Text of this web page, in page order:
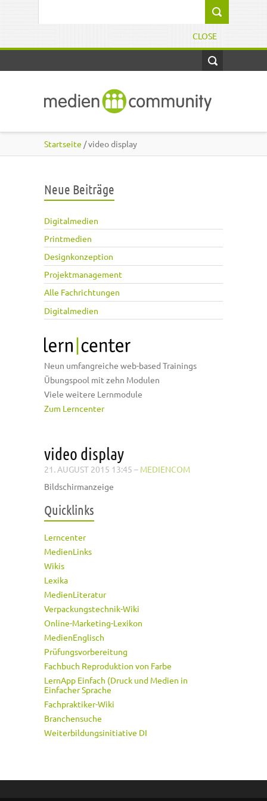
CLOSE
Startseite / video display
Neue Beiträge
Digitalmedien
Printmedien
Designkonzeption
Projektmanagement
Alle Fachrichtungen
Digitalmedien
Neun umfangreiche web-based Trainings
Übungspool mit zehn Modulen
Viele weitere Lernmodule
Zum Lerncenter
video display
21. AUGUST 2015 13:45 – MEDIENCOM
Bildschirmanzeige
Quicklinks
Lerncenter
MedienLinks
Wikis
Lexika
MedienLiteratur
Verpackungstechnik-Wiki
Online-Marketing-Lexikon
MedienEnglisch
Prüfungsvorbereitung
Fachbuch Reproduktion von Farbe
LernApp Einfach (Druck und Medien in
Einfacher Sprache
Fachpraktiker-Wiki
Branchensuche
Weiterbildungsinitiative DI